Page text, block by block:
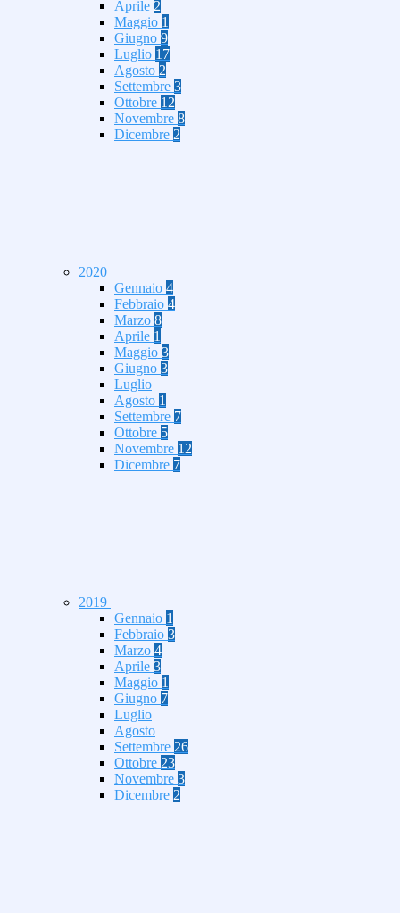
Aprile 2
Maggio 1
Giugno 9
Luglio 17
Agosto 2
Settembre 3
Ottobre 12
Novembre 8
Dicembre 2
2020
Gennaio 4
Febbraio 4
Marzo 8
Aprile 1
Maggio 3
Giugno 3
Luglio
Agosto 1
Settembre 7
Ottobre 5
Novembre 12
Dicembre 7
2019
Gennaio 1
Febbraio 3
Marzo 4
Aprile 3
Maggio 1
Giugno 7
Luglio
Agosto
Settembre 26
Ottobre 23
Novembre 3
Dicembre 2